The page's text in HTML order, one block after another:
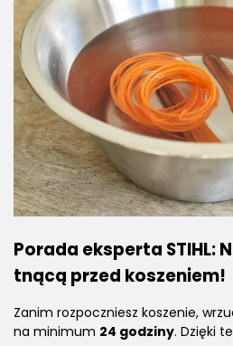
Porada eksperta STIHL:
tnącą przed koszeniem!
Zanim rozpoczniesz koszenie,
na minimum 24 godziny. Dzięki